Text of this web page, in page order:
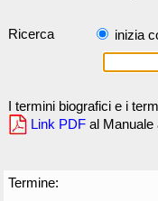
Ricerca inizia
I termini biografici e i
Link PDF al Manuale
Termine: